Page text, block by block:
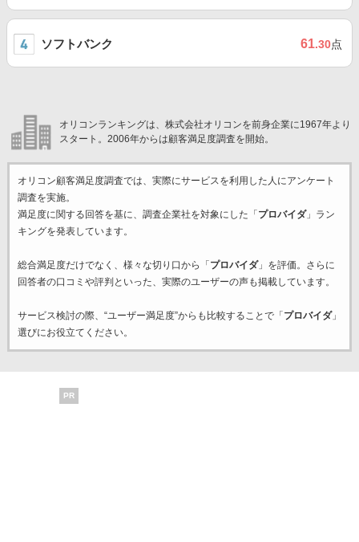
ソフトバンク 61.30点
オリコンランキングは、株式会社オリコンを前身企業に1967年より
スタート。2006年からは顧客満足度調査を開始。
オリコン顧客満足度調査では、実際にサービスを利用した 人にアンケート
調査を実施。
満足度に関する回答を基に、調査企業社を対象にした「 プロバイダ」ラン
キングを発表しています。
総合満足度だけでなく、様々な切り口から「 プロバイダ」を評価。さらに
回答者の口コミや評判といった、実際のユーザーの声も掲載しています。
サービス検討の際、“ユーザー満足度”からも比較することで「 プロバイダ」
選びにお役立てください。
PR